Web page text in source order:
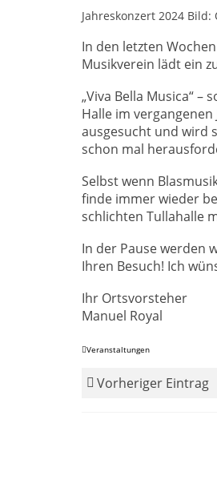
Jahreskonzert 2024
In den letzten
Musikverein lädt ein
„Viva Bella Musica“
Halle im
ausgesucht und wird
schon mal
Selbst wenn
finde immer wieder
schlichten Tullahalle
In der Pause werden
Ihren Besuch! Ich
Ihr Ortsvorsteher
Manuel Royal
Veranstaltungen
Vorheriger Eintrag